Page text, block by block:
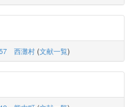
西灘村 (文献一覧)